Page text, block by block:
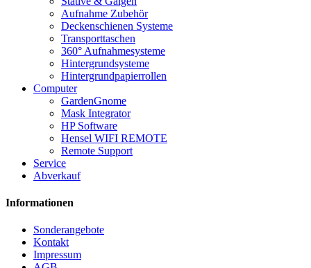
Aufnahme Zubehör
Deckenschienen Systeme
Transporttaschen
360° Aufnahmesysteme
Hintergrundsysteme
Hintergrundpapierrollen
Computer
GardenGnome
Mask Integrator
HP Software
Hensel WIFI REMOTE
Remote Support
Service
Abverkauf
Informationen
Sonderangebote
Kontakt
Impressum